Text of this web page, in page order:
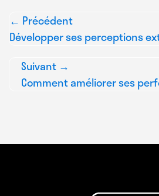
← Précédent
Développer ses perceptions
Suivant →
Comment améliorer ses